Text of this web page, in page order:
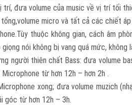
trí, đưa volume của music về vị trí tối
micro và tất cả các chiết
thuộc không gian, cách âm
nói không bị vang quá mức, không
người thiên chất Bass: đưa volume
từ hơn 12h – hơn 2h .
xong; đưa volume muzich
góc từ hơn 12h – 3h.